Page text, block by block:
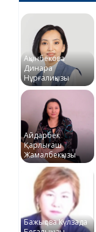
Ақынбекова
Динара
Нұрғалиқызы
Айдарбек
Қарлығаш
Жамалбекқызы
Бажықова Күлзада